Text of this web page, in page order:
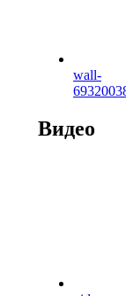
wall-
Видео